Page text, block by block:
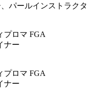
パールインストラク
ロマ FGA
ナー
ロマ FGA
ナー